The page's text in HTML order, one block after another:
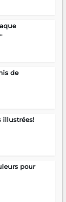
de
illustrées!
pour